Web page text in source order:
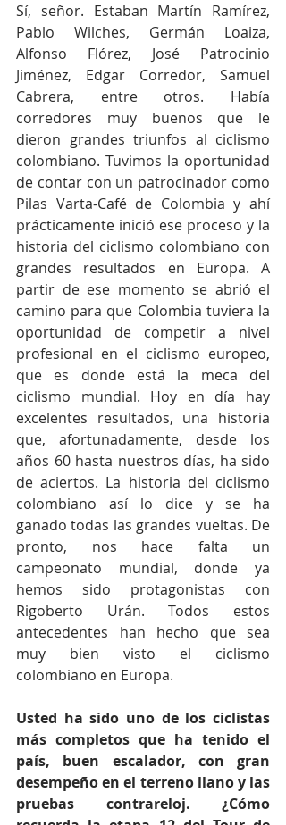
Sí, señor. Estaban Martín Ramírez,
Pablo Wilches, Germán Loaiza,
Alfonso Flórez, José Patrocinio
Jiménez, Edgar Corredor, Samuel
Cabrera, entre otros. Había
corredores muy buenos que le
dieron grandes triunfos al ciclismo
colombiano. Tuvimos la oportunidad
de contar con un patrocinador como
Pilas Varta-Café de Colombia y ahí
prácticamente inició ese proceso y la
historia del ciclismo colombiano con
grandes resultados en Europa. A
partir de ese momento se abrió el
camino para que Colombia tuviera la
oportunidad de competir a nivel
profesional en el ciclismo europeo,
que es donde está la meca del
ciclismo mundial. Hoy en día hay
excelentes resultados, una historia
que, afortunadamente, desde los
años 60 hasta nuestros días, ha sido
de aciertos. La historia del ciclismo
colombiano así lo dice y se ha
ganado todas las grandes vueltas. De
pronto, nos hace falta un
campeonato mundial, donde ya
hemos sido protagonistas con
Rigoberto Urán. Todos estos
antecedentes han hecho que sea
muy bien visto el ciclismo
colombiano en Europa.
Usted ha sido uno de los ciclistas
más completos que ha tenido el
país, buen escalador, con gran
desempeño en el terreno llano y las
pruebas contrareloj. ¿Cómo